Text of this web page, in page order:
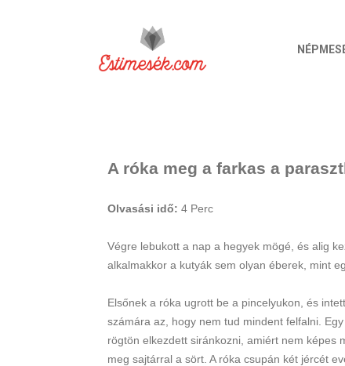
A róka meg a farkas a
Olvasási idő: 4 Perc
Végre lebukott a nap a hegyek mögé, és alig
alkalmakkor a kutyák sem olyan éberek, mint
Elsőnek a róka ugrott be a pincelyukon, és
számára az, hogy nem tud mindent felfalni.
rögtön elkezdett siránkozni, amiért nem képes
meg sajtárral a sört. A róka csupán két jércét